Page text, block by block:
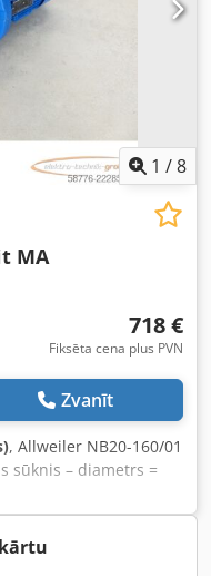
1 /8
MA
718 €
Fiksēta cena plus PVN
Zvanīt
, Allweiler NB20-160/01
sūknis – diametrs =
ar MA 80B2-B5
495050, sērijas
100%
ietilpst elementi, kas